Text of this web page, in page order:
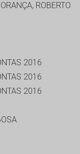
ROBERTO
2016
2016
2016